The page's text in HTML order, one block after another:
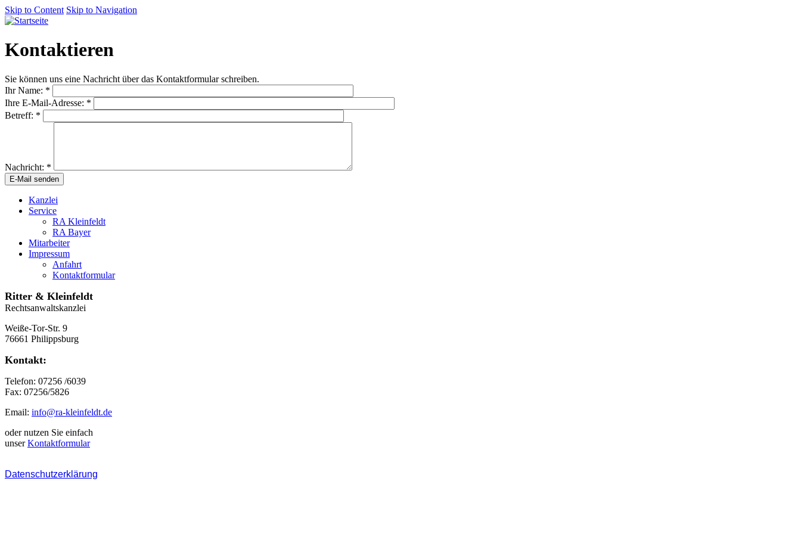
Skip to Content Skip to Navigation
Kontaktieren
Sie können uns eine Nachricht über das Kontaktformular schreiben.
Ihr Name: *
Ihre E-Mail-Adresse: *
Betreff: *
Nachricht: *
Kanzlei
Service
RA Kleinfeldt
RA Bayer
Mitarbeiter
Impressum
Anfahrt
Kontaktformular
Ritter & Kleinfeldt
Rechtsanwaltskanzlei
Weiße-Tor-Str. 9
76661 Philippsburg
Kontakt:
Telefon: 07256 /6039
Fax: 07256/5826
Email: info@ra-kleinfeldt.de
oder nutzen Sie einfach
unserKontaktformular
Datenschutzerklärung